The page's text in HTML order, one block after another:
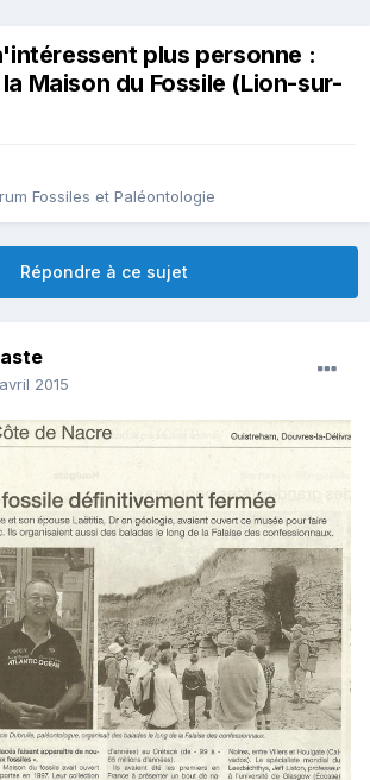
plus personne :
Maison du Fossile (Lion-sur-
Fossiles et Paléontologie
Répondre à ce sujet
2015